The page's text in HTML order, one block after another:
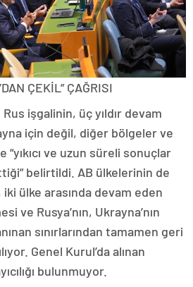
ÇEKİL” ÇAĞRISI
işgalinin, üç yıldır devam
için değil, diğer bölgeler ve
ve uzun süreli sonuçlar
belirtildi. AB ülkelerinin de
ülke arasında devam eden
ve Rusya’nın, Ukrayna’nın
sınırlarından tamamen geri
Genel Kurul’da alınan
bulunmuyor.